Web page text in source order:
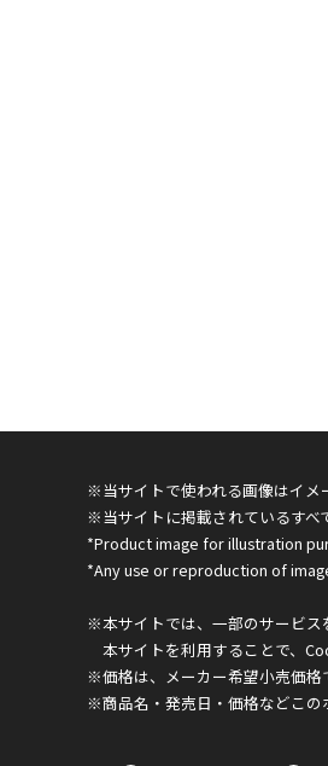
※当サイトで使われる画像はイメ
※当サイトに掲載されているすべ
*Product image for illustration
*Any use or reproduction of
※本サイトでは、一部のサービス
本サイトを利用することで、
※価格は、メーカー希望小売価格
※商品名・発売日・価格などこの